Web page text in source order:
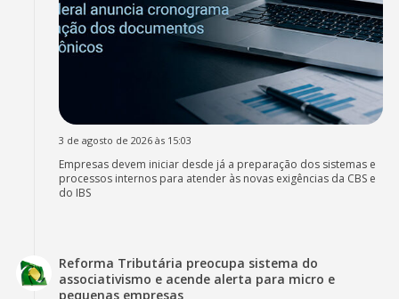
3 de agosto de 2026 às 15:03
Empresas devem iniciar desde já a preparação dos sistemas e
processos internos para atender às novas exigências da CBS e
do IBS
Reforma Tributária preocupa sistema do
associativismo e acende alerta para micro e
pequenas empresas